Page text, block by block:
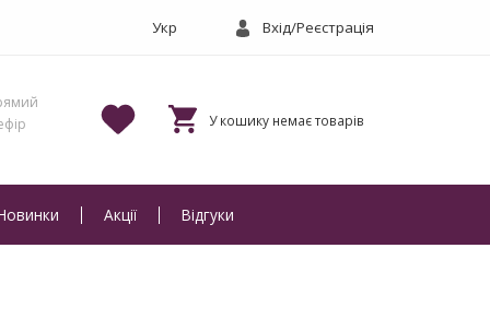
Вхід/Реєстрація
Акції Відгуки